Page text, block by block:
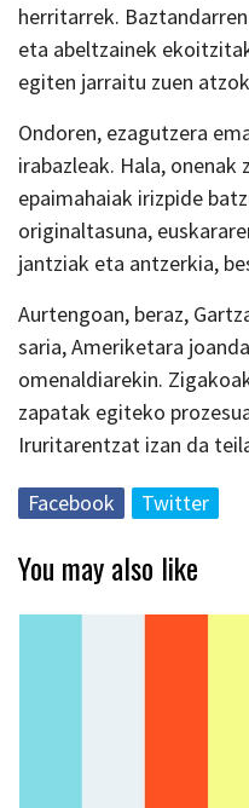
herritarrek.
eta abeltzainek
egiten jarraitu zuen
Ondoren, ezagutzera
irabazleak. Hala,
epaimahaiak irizpide
originaltasuna,
jantziak eta antzerkia,
Aurtengoan, beraz,
saria, Ameriketara
omenaldiarekin.
zapatak egiteko
Iruritarentzat izan da
Facebook Twitter
You may also like